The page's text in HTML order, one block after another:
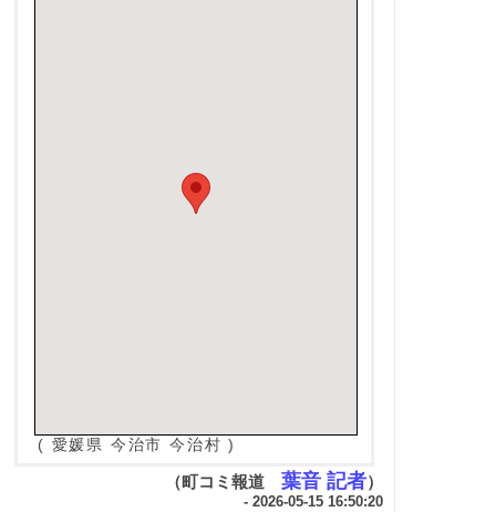
( 愛媛県 今治市 今治村 )
（町コミ報道 葉音 記者）
- 2026-05-15 16:50:20